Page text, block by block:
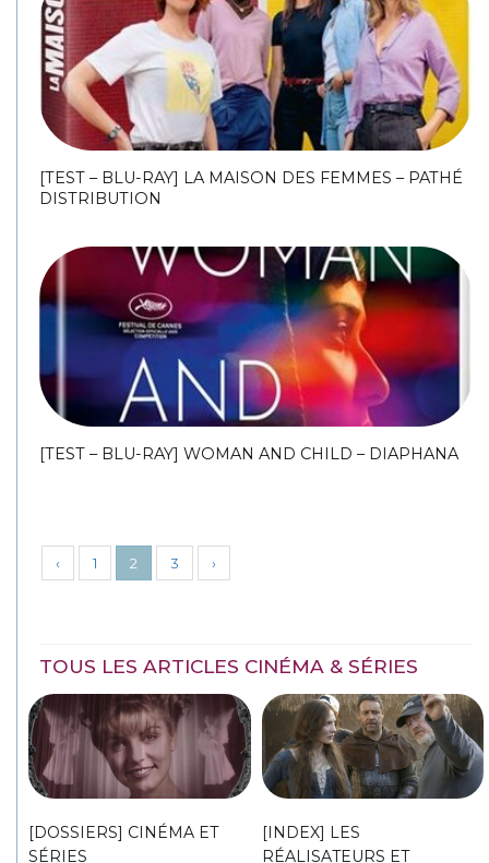
[TEST – BLU-RAY] LA MAISON DES FEMMES – PATHÉ
DISTRIBUTION
[TEST – BLU-RAY] WOMAN AND CHILD – DIAPHANA
‹ 1 2 3 ›
TOUS LES ARTICLES CINÉMA & SÉRIES
[DOSSIERS] CINÉMA ET
SÉRIES
[INDEX] LES
RÉALISATEURS ET